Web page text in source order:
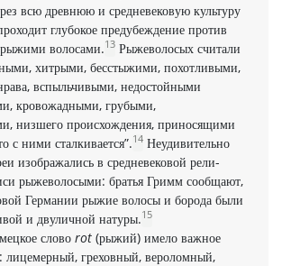
всю древнюю и средне­вековую культуру
глу­бокое предубеждение против
волосами.13 Рыжеволосых считали
хитрыми, бесстыжими, похотливыми,
вспыльчивыми, недостойными
крово­жадными, грубыми,
низшего происхождения, приносящими
с ними сталкивается”.14 Неуди­вительно
изображались в средневековой рели­
рыжеволосыми: братья Гримм сообщают,
Германии рыжие волосы и борода были
и двуличной натуры.15
слово rot (рыжий) имело важное
лицемерный, греховный, вероломный,